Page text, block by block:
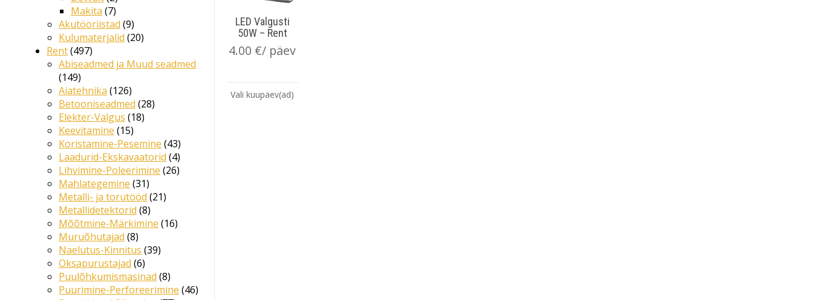
LED Valgusti
50W – Rent
4.00 €/ päev
Vali kuupäev(ad)
Makita 7
Akutööriistad 9
Kulumaterjalid 20
Rent 497
Abiseadmed ja Muud seadmed
149
Aiatehnika 126
Betooniseadmed 28
Elekter-Valgus 18
Keevitamine 15
Koristamine-Pesemine 43
Laadurid-Ekskavaatorid 4
Lihvimine-Poleerimine 26
Mahlategemine 31
Metalli- ja torutööd 21
Metallidetektorid 8
Mõõtmine-Märkimine 16
Muruõhutajad 8
Naelutus-Kinnitus 39
Oksapurustajad 6
Puulõhkumismasinad 8
Puurimine-Perforeerimine 46